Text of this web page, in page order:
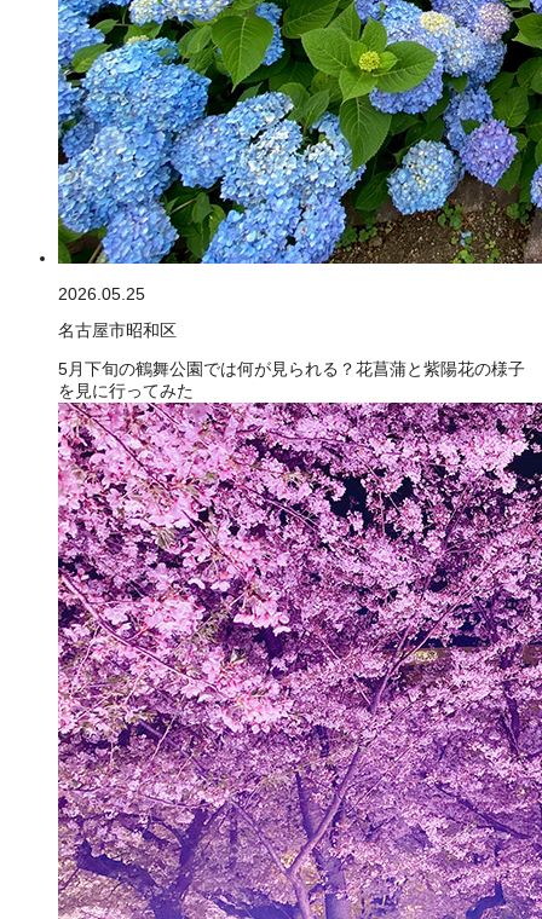
2026.05.25
名古屋市昭和区
5月下旬の鶴舞公園では何が見られる？花菖蒲と紫陽花の様子
を見に行ってみた